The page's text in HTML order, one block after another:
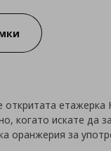
етажерка
когато искате да
оранжерия за